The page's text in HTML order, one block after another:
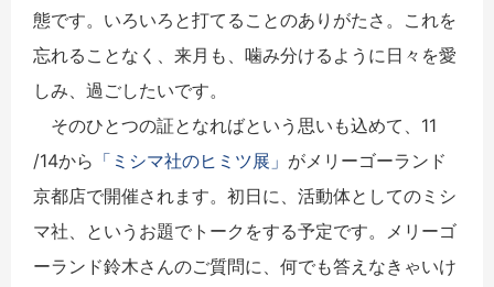
態です。いろいろと打てることのありがたさ。これを
忘れることなく、来月も、噛み分けるように日々を愛
しみ、過ごしたいです。
そのひとつの証となればという思いも込めて、11
/14から 「ミシマ社のヒミツ展」 がメリーゴーランド
京都店で開催されます。初日に、活動体としてのミシ
マ社、というお題でトークをする予定です。メリーゴ
ーランド鈴木さんのご質問に、何でも答えなきゃいけ